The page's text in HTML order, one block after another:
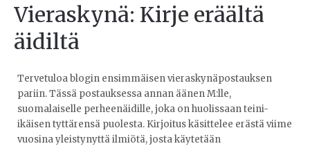
Vieraskynä: Kirje eräältä
äidiltä
Tervetuloa blogin ensimmäisen vieraskynäpostauksen
pariin. Tässä postauksessa annan äänen M:lle,
suomalaiselle perheenäidille, joka on huolissaan teini-
ikäisen tyttärensä puolesta. Kirjoitus käsittelee erästä viime
vuosina yleistynyttä ilmiötä, josta käytetään